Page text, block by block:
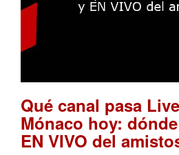
Qué canal pasa
Mónaco hoy:
EN VIVO del